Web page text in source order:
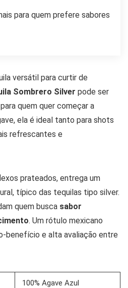
para quem prefere sabores
versátil para curtir de
Sombrero Silver pode ser
quem quer começar a
ela é ideal tanto para shots
refrescantes e
prateados, entrega um
típico das tequilas tipo silver.
quem busca sabor
. Um rótulo mexicano
benefício e alta avaliação entre
100% Agave Azul